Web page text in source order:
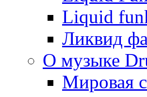
Liquid
Ликвид
О музыке
Мировая